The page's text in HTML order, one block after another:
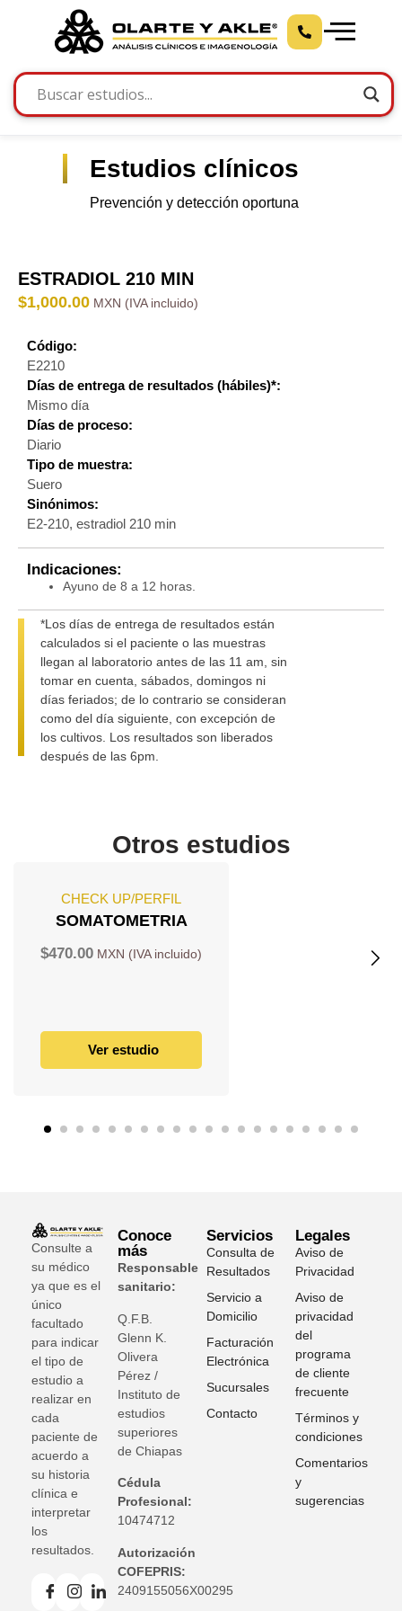
Estudios clínicos
Prevención y detección oportuna
ESTRADIOL 210 MIN
$1,000.00
Código:
E2210
Días de entrega de resultados (hábiles)*:
Mismo día
Días de proceso:
Diario
Tipo de muestra:
Suero
Sinónimos:
E2-210, estradiol 210 min
Indicaciones:
Ayuno de 8 a 12 horas.
*Los días de entrega de resultados están
calculados si el paciente o las muestras
llegan al laboratorio antes de las 11 am, sin
tomar en cuenta, sábados, domingos ni
días feriados; de lo contrario se consideran
como del día siguiente, con excepción de
los cultivos. Los resultados son liberados
después de las 6pm.
Otros estudios
CHECK UP/PERFIL
SOMATOMETRIA
$470.00
Ver estudio
Consulte a
su médico
ya que es el
único
facultado
para indicar
el tipo de
estudio a
realizar en
cada
paciente de
acuerdo a
su historia
clínica e
interpretar
los
resultados.
Conoce
más
Responsable
sanitario:
Q.F.B.
Glenn K
Olivera
Pérez /
Instituto de
estudios
superiores
de Chiapas
Cédula
Profesional:
10474712
Autorización
COFEPRIS:
2409155056X00295
Servicios
Consulta de
Resultados
Servicio a
Domicilio
Facturación
Electrónica
Sucursales
Contacto
Legales
Aviso de
Privacidad
Aviso de
privacidad
del
programa
de cliente
frecuente
Términos y
condiciones
Comentarios
y
sugerencias